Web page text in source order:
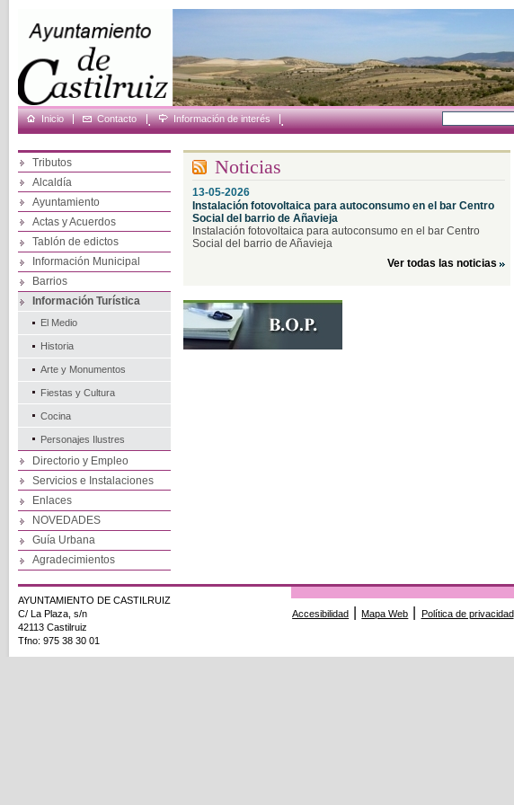
Inicio .
Contacto .
Información de interés
Tributos
Alcaldía
Ayuntamiento
Actas y Acuerdos
Tablón de edictos
Información Municipal
Barrios
Información Turística
El Medio
Historia
Arte y Monumentos
Fiestas y Cultura
Cocina
Personajes Ilustres
Directorio y Empleo
Servicios e Instalaciones
Enlaces
NOVEDADES
Guía Urbana
Agradecimientos
Noticias
13-05-2026
Instalación fotovoltaica para autoconsumo en el bar Centro
Social del barrio de Añavieja
Instalación fotovoltaica para autoconsumo en el bar Centro
Social del barrio de Añavieja
Ver todas las noticias
AYUNTAMIENTO DE CASTILRUIZ
C/ La Plaza, s/n
42113 Castilruiz
Tfno: 975 38 30 01
Accesibilidad Mapa Web Política de privacidad